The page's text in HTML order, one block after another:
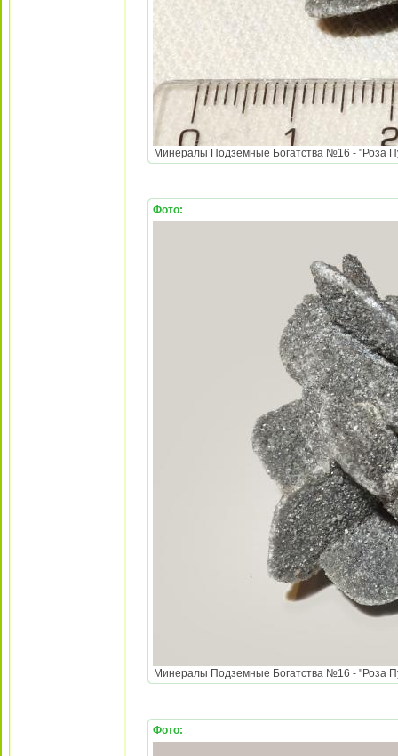
Минералы Подземные Богатства №16 - "Роза
Фото:
Минералы Подземные Богатства №16 - "Роза
Фото: